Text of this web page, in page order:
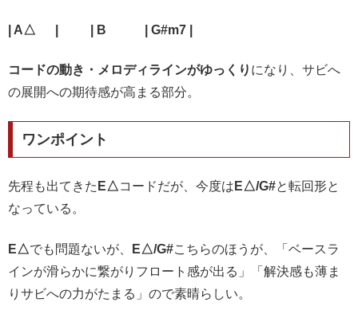
| A△ | | B | G#m7 |
コードの動き・メロディラインがゆっくり になり、サビへ
の展開への期待感が高まる部分。
ワンポイント
先程も出てきた E△コードだが、今度は E△/G#と転回形と
なっている。
E△でも問題ないが、 E△/G#こちらのほうが、「ベースラ
インが滑らかに繋がりフロート感が出る」「解決感も薄ま
りサビへの力がたまる」ので素晴らしい。